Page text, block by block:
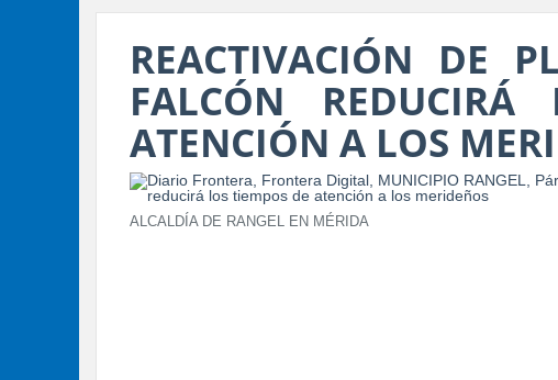
REACTIVACIÓN DE
FALCÓN
ATENCIÓN A LOS
ALCALDÍA DE RANGEL EN MÉRIDA